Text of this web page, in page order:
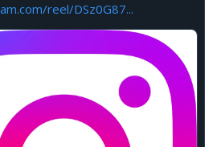
reel/DSz0G87...